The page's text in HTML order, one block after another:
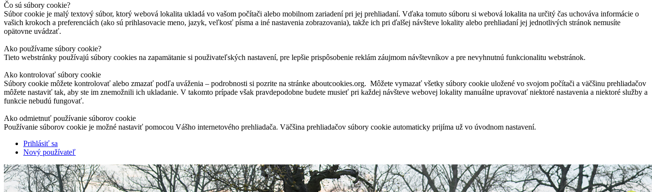
Čo sú súbory cookie?
Súbor cookie je malý textový súbor, ktorý webová lokalita ukladá vo vašom počítači alebo mobilnom zariadení pri jej prehliadaní. Vďaka tomuto súboru si webová lokalita na určitý čas uchováva informácie o
vašich krokoch a preferenciách (ako sú prihlasovacie meno, jazyk, veľkosť písma a iné nastavenia zobrazovania), takže ich pri ďalšej návšteve lokality alebo prehliadaní jej jednotlivých stránok nemusíte
opätovne uvádzať.
Ako používame súbory cookie?
Tieto webstránky používajú súbory cookies na zapamätanie si použivateľských nastavení, pre lepšie prispôsobenie reklám záujmom návštevníkov a pre nevyhnutnú funkcionalitu webstránok.
Ako kontrolovať súbory cookie
Súbory cookie môžete kontrolovať alebo zmazať podľa uváženia – podrobnosti si pozrite na stránke aboutcookies.org. Môžete vymazať všetky súbory cookie uložené vo svojom počítači a väčšinu prehliadačov
môžete nastaviť tak, aby ste im znemožnili ich ukladanie. V takomto prípade však pravdepodobne budete musieť pri každej návšteve webovej lokality manuálne upravovať niektoré nastavenia a niektoré služby a
funkcie nebudú fungovať.
Ako odmietnuť používanie súborov cookie
Používanie súborov cookie je možné nastaviť pomocou Vášho internetového prehliadača. Väčšina prehliadačov súbory cookie automaticky prijíma už vo úvodnom nastavení.
Prihlásiť sa
Nový používateľ